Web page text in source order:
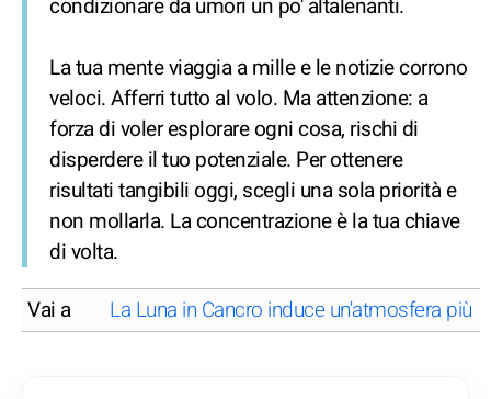
condizionare da umori un po' altalenanti.
La tua mente viaggia a mille e le notizie corrono
veloci. Afferri tutto al volo. Ma attenzione: a
forza di voler esplorare ogni cosa, rischi di
disperdere il tuo potenziale. Per ottenere
risultati tangibili oggi, scegli una sola priorità e
non mollarla. La concentrazione è la tua chiave
di volta.
Vai a
La Luna in Cancro induce un'atmosfera più